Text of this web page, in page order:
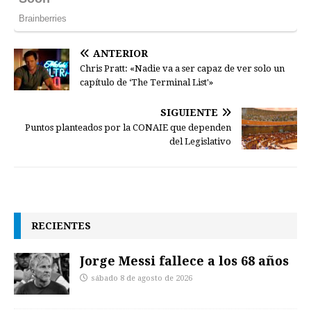
ANTERIOR
Chris Pratt: «Nadie va a ser capaz de ver solo un
capítulo de ‘The Terminal List'»
SIGUIENTE
Puntos planteados por la CONAIE que dependen
del Legislativo
RECIENTES
Jorge Messi fallece a los 68 años
sábado 8 de agosto de 2026